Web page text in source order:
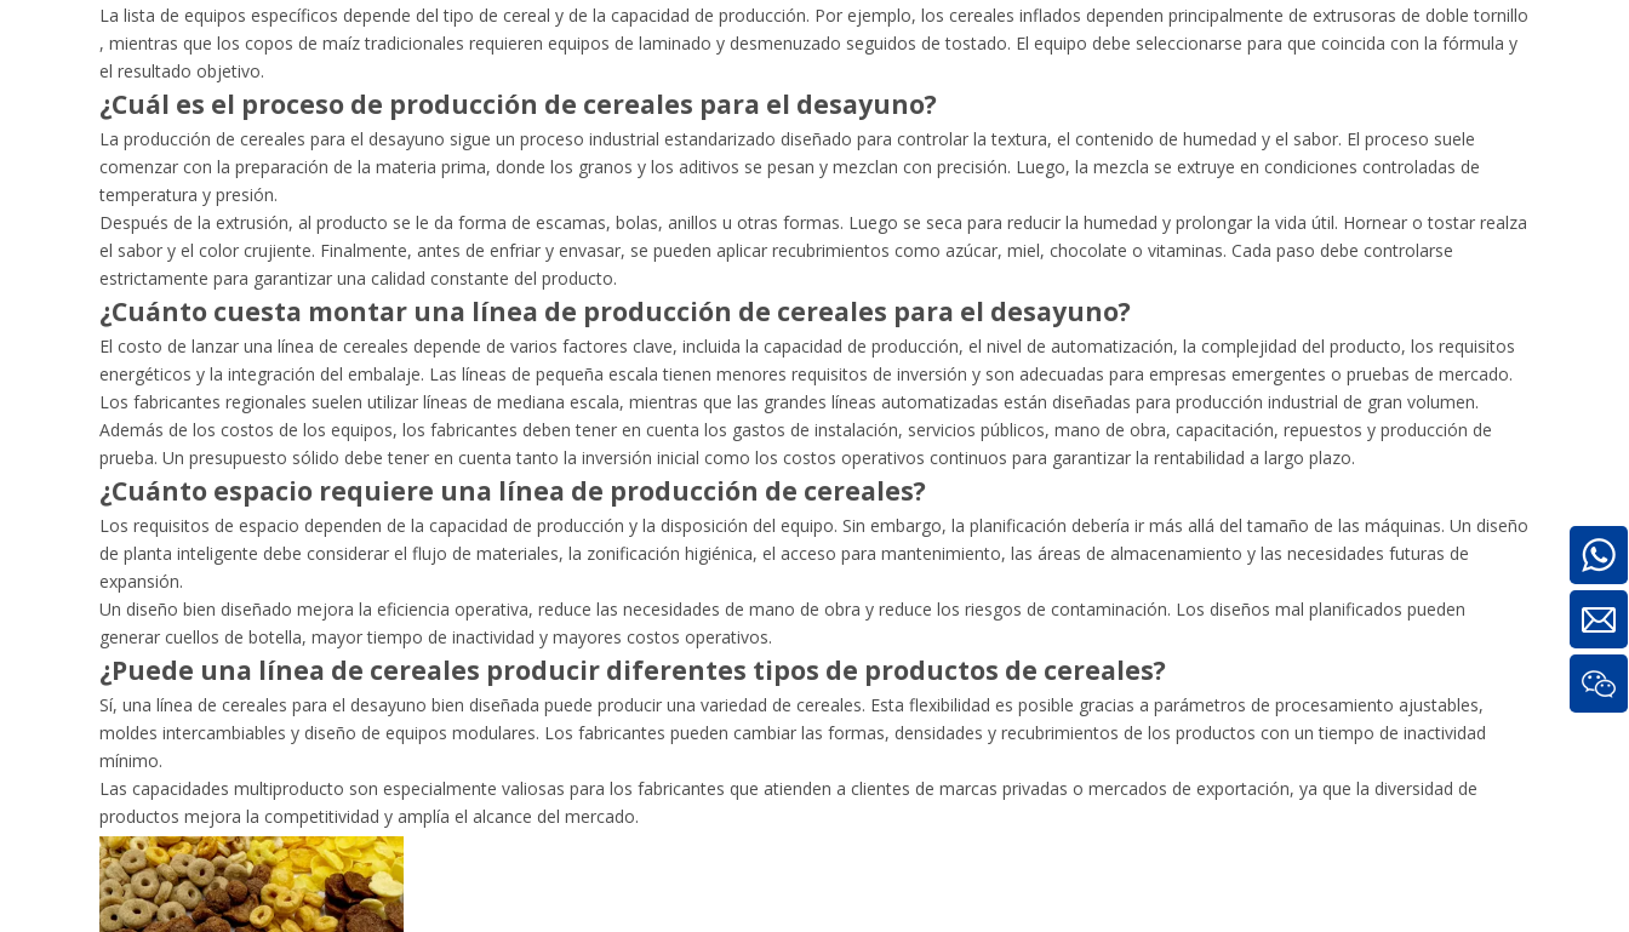
La lista de equipos específicos depende del tipo de cereal y de la capacidad de producción. Por ejemplo, los cereales inflados dependen principalmente de extrusoras de doble tornillo
, mientras que los copos de maíz tradicionales requieren equipos de laminado y desmenuzado seguidos de tostado. El equipo debe seleccionarse para que coincida con la fórmula y
el resultado objetivo.
¿Cuál es el proceso de producción de cereales para el desayuno?
La producción de cereales para el desayuno sigue un proceso industrial estandarizado diseñado para controlar la textura, el contenido de humedad y el sabor. El proceso suele
comenzar con la preparación de la materia prima, donde los granos y los aditivos se pesan y mezclan con precisión. Luego, la mezcla se extruye en condiciones controladas de
temperatura y presión.
Después de la extrusión, al producto se le da forma de escamas, bolas, anillos u otras formas. Luego se seca para reducir la humedad y prolongar la vida útil. Hornear o tostar realza
el sabor y el color crujiente. Finalmente, antes de enfriar y envasar, se pueden aplicar recubrimientos como azúcar, miel, chocolate o vitaminas. Cada paso debe controlarse
estrictamente para garantizar una calidad constante del producto.
¿Cuánto cuesta montar una línea de producción de cereales para el desayuno?
El costo de lanzar una línea de cereales depende de varios factores clave, incluida la capacidad de producción, el nivel de automatización, la complejidad del producto, los requisitos
energéticos y la integración del embalaje. Las líneas de pequeña escala tienen menores requisitos de inversión y son adecuadas para empresas emergentes o pruebas de mercado.
Los fabricantes regionales suelen utilizar líneas de mediana escala, mientras que las grandes líneas automatizadas están diseñadas para producción industrial de gran volumen.
Además de los costos de los equipos, los fabricantes deben tener en cuenta los gastos de instalación, servicios públicos, mano de obra, capacitación, repuestos y producción de
prueba. Un presupuesto sólido debe tener en cuenta tanto la inversión inicial como los costos operativos continuos para garantizar la rentabilidad a largo plazo.
¿Cuánto espacio requiere una línea de producción de cereales?
Los requisitos de espacio dependen de la capacidad de producción y la disposición del equipo. Sin embargo, la planificación debería ir más allá del tamaño de las máquinas. Un diseño
de planta inteligente debe considerar el flujo de materiales, la zonificación higiénica, el acceso para mantenimiento, las áreas de almacenamiento y las necesidades futuras de
expansión.
Un diseño bien diseñado mejora la eficiencia operativa, reduce las necesidades de mano de obra y reduce los riesgos de contaminación. Los diseños mal planificados pueden
generar cuellos de botella, mayor tiempo de inactividad y mayores costos operativos.
¿Puede una línea de cereales producir diferentes tipos de productos de cereales?
Sí, una línea de cereales para el desayuno bien diseñada puede producir una variedad de cereales. Esta flexibilidad es posible gracias a parámetros de procesamiento ajustables,
moldes intercambiables y diseño de equipos modulares. Los fabricantes pueden cambiar las formas, densidades y recubrimientos de los productos con un tiempo de inactividad
mínimo.
Las capacidades multiproducto son especialmente valiosas para los fabricantes que atienden a clientes de marcas privadas o mercados de exportación, ya que la diversidad de
productos mejora la competitividad y amplía el alcance del mercado.